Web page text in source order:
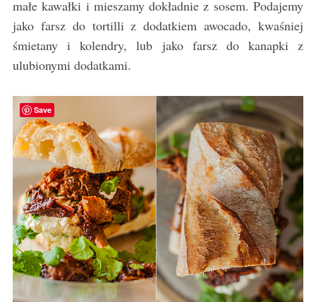
małe kawałki i mieszamy dokładnie z sosem. Podajemy
jako farsz do tortilli z dodatkiem awocado, kwaśniej
śmietany i kolendry, lub jako farsz do kanapki z
ulubionymi dodatkami.
Save